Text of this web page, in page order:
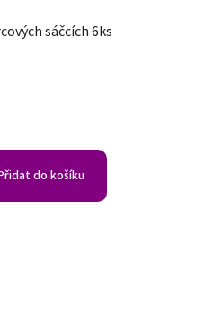
sáčcích 6ks
do košíku